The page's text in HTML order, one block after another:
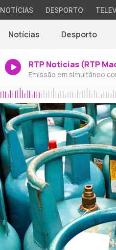
NOTÍCIAS DESPORTO
Notícias Desporto
RTP Notícias (RTP
Emissão em simultâneo